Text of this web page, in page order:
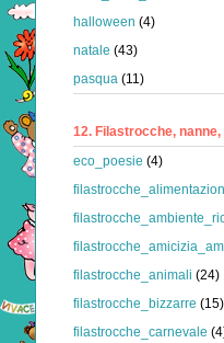
halloween (4)
natale (43)
pasqua (11)
12. Filastrocche, nanne,
eco_poesie (4)
filastrocche_animali (24)
filastrocche_bizzarre (15)
filastrocche_carnevale